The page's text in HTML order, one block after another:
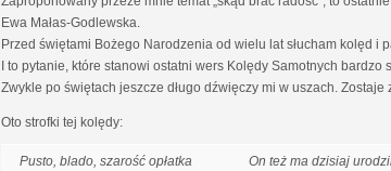
Ewa Małas-Godlewska.
Przed świętami Bożego Narodzenia od wielu lat słucham kolęd i
I to pytanie, które stanowi ostatni wers Kolędy Samotnych bardzo
Zwykle po świętach jeszcze długo dźwięczy mi w uszach. Zostaje
Oto strofki tej kolędy:
Pusto, blado, szarość opłatka
On też ma dzisiaj